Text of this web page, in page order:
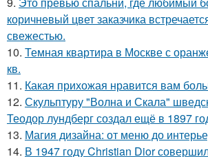
коричневый цвет заказчика
свежестью.
10. Темная квартира в Москве с
кв.
11. Какая прихожая нравится вам
12. Скульптуру "Волна и Скала"
Теодор лундберг создал ещё в 1897
13. Магия дизайна: от меню до
14. В 1947 году Christian Dior